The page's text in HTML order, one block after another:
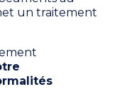
un traitement